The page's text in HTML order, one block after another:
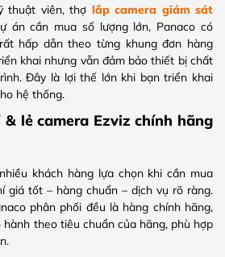
thuật viên, thợ lắp camera giám sát
án cần mua số lượng lớn, Panaco có
hấp dẫn theo từng khung đơn hàng
khai nhưng vẫn đảm bảo thiết bị chất
Đây là lợi thế lớn khi bạn triển khai
hệ thống.
lẻ camera Ezviz chính hãng
khách hàng lựa chọn khi cần mua
giá tốt – hàng chuẩn – dịch vụ rõ ràng.
phân phối đều là hàng chính hãng,
theo tiêu chuẩn của hãng, phù hợp